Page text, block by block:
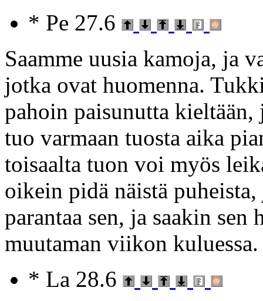
* Pe 27.6
Saamme uusia kamoja, ja
jotka ovat huomenna.
pahoin paisunutta
tuo varmaan tuosta aika
toisaalta tuon voi myös
oikein pidä näistä
parantaa sen, ja saakin sen
muutaman viikon kuluessa.
* La 28.6